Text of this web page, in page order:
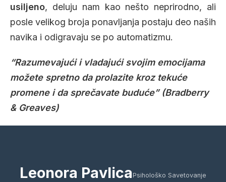
usiljeno, deluju nam kao nešto neprirodno, ali
posle velikog broja ponavljanja postaju deo naših
navika i odigravaju se po automatizmu.
“Razumevajući i vladajući svojim emocijama
možete spretno da prolazite kroz tekuće
promene i da sprečavate buduće” (Bradberry
& Greaves)
Leonora Pavlica Psihološko Savetovanje